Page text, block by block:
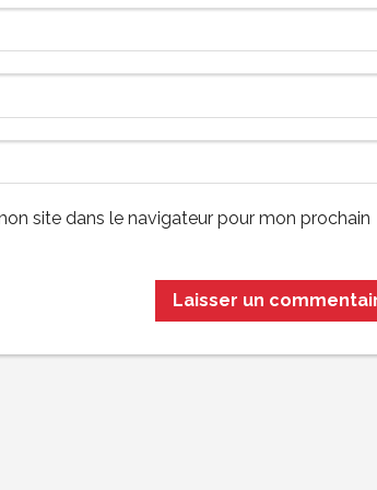
site dans le navigateur pour mon prochain